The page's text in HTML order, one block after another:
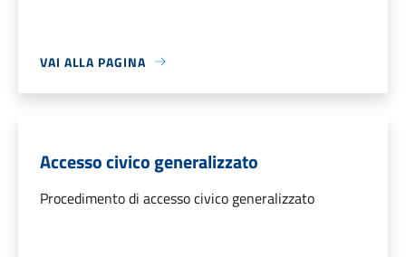
VAI ALLA PAGINA
Accesso civico generalizzato
Procedimento di accesso civico generalizzato